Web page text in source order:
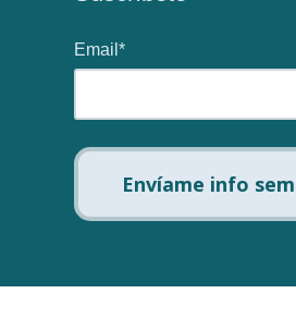
Email *